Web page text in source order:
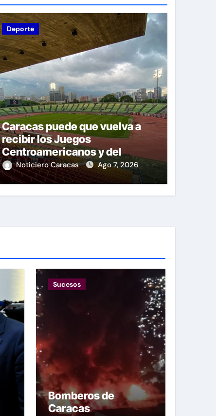
Deporte
Caracas puede que vuelva a
recibir los Juegos
Centroamericanos y del
Caribe tras mas de 70 años
Noticiero Caracas Ago 7, 2026
Sucesos
Bomberos de
Caracas